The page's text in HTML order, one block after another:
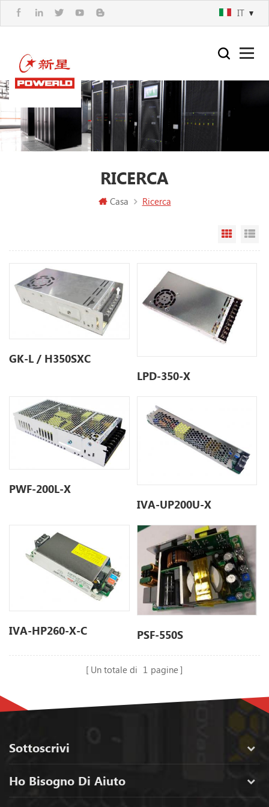
IT
RICERCA
Casa Ricerca
Vista
GK-L / H350SXC
LPD-350-X
PWF-200L-X
IVA-UP200U-X
IVA-HP260-X-C PSF-550S
Un totale di 1 pagine
Sottoscrivi
Ho Bisogno Di Aiuto